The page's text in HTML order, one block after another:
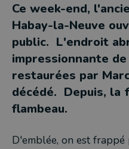
Ce week-end,
Habay-la-Neuve
public. L'endroit
impressionnante
restaurées par
décédé. Depuis, la
flambeau.
D'emblée, on est